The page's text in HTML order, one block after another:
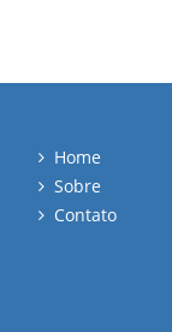
Home
Sobre
Contato